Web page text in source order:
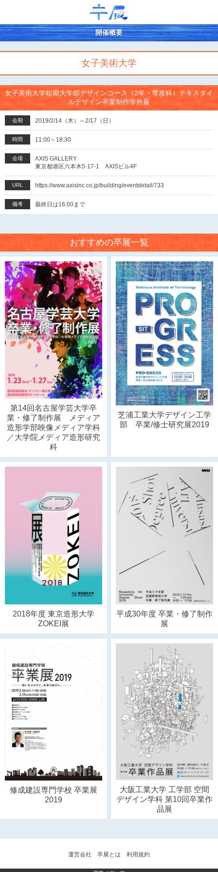
開催概要
女子美術大学
女子美術大学短期大学部デザインコース（2年・専攻科）テキスタイ
ルデザイン卒業制作学外展
会期 2019/2/14（木）～2/17（日）
時間 11:00～18:30
会場
AXIS GALLERY
東京都港区六本木5-17-1 AXISビル4F
URL https://www.axisinc.co.jp/building/eventdetail/733
備考 最終日は16:00まで
おすすめの卒展一覧
第14回名古屋学芸大学卒
業・修了制作展 メディア
造形学部映像メディア学科
／大学院メディア造形研究
科
芝浦工業大学デザイン工学
部 卒業/修士研究展2019
2018年度 東京造形大学
ZOKEI展
平成30年度 卒業・修了制作
展
修成建設専門学校 卒業展
2019
大阪工業大学 工学部 空間
デザイン学科 第10回卒業作
品展
運営会社 卒展とは 利用規約